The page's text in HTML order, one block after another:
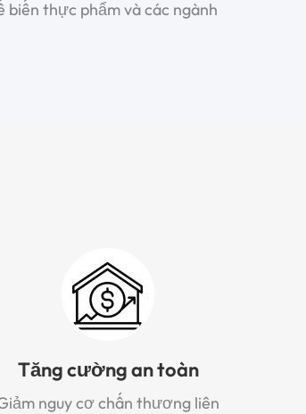
biến thực phẩm và các ngành
Tăng cường an toàn
nguy cơ chấn thương liên